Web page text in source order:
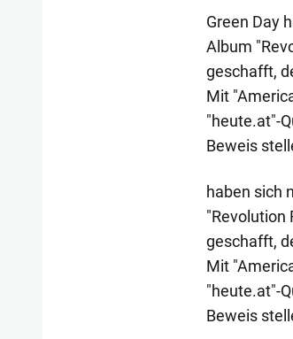
Green Day
Album
geschafft,
Mit
"heute.at"-
Beweis
haben sich
"Revolution
geschafft,
Mit
"heute.at"-
Beweis